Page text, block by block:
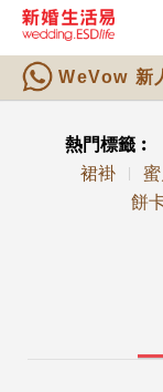
WeVow 新
熱門標籤︰
裙褂 蜜
餅